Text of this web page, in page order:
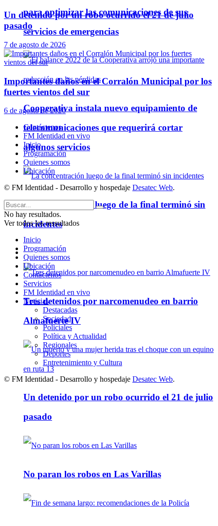
para optimizar las comunicaciones de sus
servicios de emergencias
Cooperativa instala nuevo equipamiento de
telecomunicaciones que requerirá cortar
algunos servicios
La concentración luego de la final terminó sin
incidentes
Policiales
Tres detenidos por narcomenudeo en barrio
Almafuerte IV
Un detenido por un robo ocurrido el 21 de julio
pasado
No paran los robos en Las Varillas
Un detenido por un robo ocurrido el 21 de julio
pasado
7 de agosto de 2026
Importantes daños en el Corralón Municipal por los
fuertes vientos del sur
6 de agosto de 2026
Contáctenos
FM Identidad en vivo
Inicio
Programación
Quienes somos
Ubicación
© FM Identidad - Desarrollo y hospedaje Desatec Web.
No hay resultados.
Ver todos los ressultados
Inicio
Programación
Quienes somos
Ubicación
Contáctenos
Servicios
FM Identidad en vivo
Noticias
Destacadas
Sociedad
Policiales
Política y Actualidad
Regionales
Deportes
Entretenimiento y Cultura
© FM Identidad - Desarrollo y hospedaje Desatec Web.